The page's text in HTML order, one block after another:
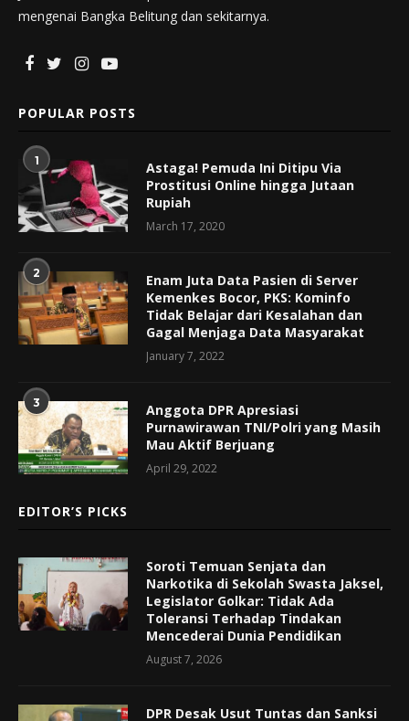
mengenai Bangka Belitung dan sekitarnya.
POPULAR POSTS
1
Astaga! Pemuda Ini Ditipu Via
Prostitusi Online hingga Jutaan
Rupiah
March 17, 2020
2
Enam Juta Data Pasien di Server
Kemenkes Bocor, PKS: Kominfo
Tidak Belajar dari Kesalahan dan
Gagal Menjaga Data Masyarakat
January 7, 2022
3
Anggota DPR Apresiasi
Purnawirawan TNI/Polri yang Masih
Mau Aktif Berjuang
April 29, 2022
EDITOR’S PICKS
Soroti Temuan Senjata dan
Narkotika di Sekolah Swasta Jaksel,
Legislator Golkar: Tidak Ada
Toleransi Terhadap Tindakan
Mencederai Dunia Pendidikan
August 7, 2026
DPR Desak Usut Tuntas dan Sanksi